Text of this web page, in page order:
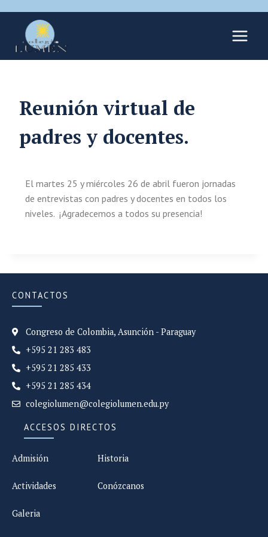
Reunión virtual de
padres y docentes.
El martes 25 y miércoles 26 de abril fueron jornadas
de entrevistas con padres y docentes en todos los
niveles. ¡Agradecemos a todos su presencia!
CONTACTOS
Congreso de Colombia, Asunción - Paraguay
+595 21 283 483
+595 21 285 433
+595 21 285 434
colegiolumen@colegiolumen.edu.py
ACCESOS DIRECTOS
Admisión
Actividades
Galeria
Historia
Conózcanos